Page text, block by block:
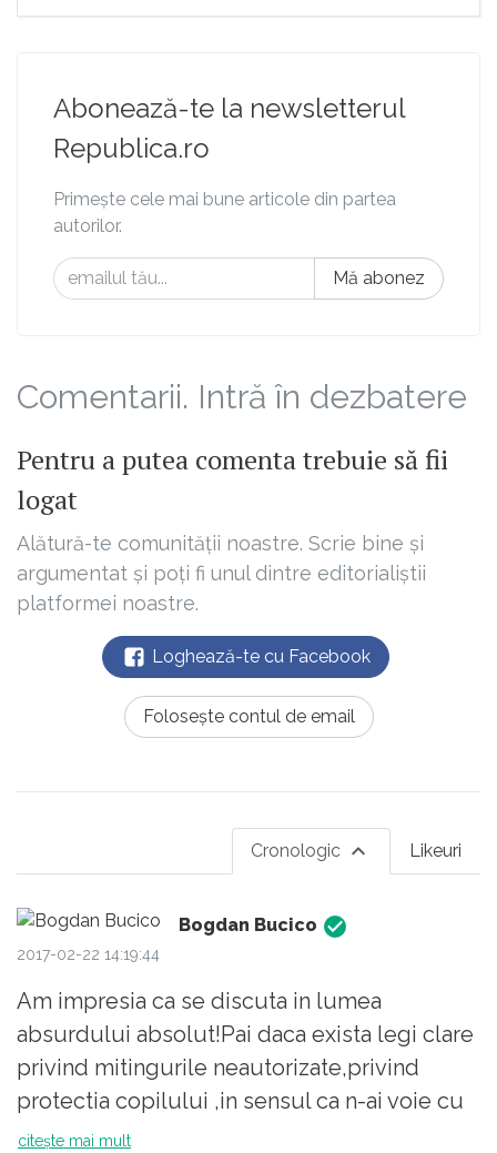
Abonează-te la newsletterul
Republica.ro
Primește cele mai bune articole din partea
autorilor.
Mă abonez
Comentarii. Intră în dezbatere
Pentru a putea comenta trebuie să fii
logat
Alătură-te comunității noastre. Scrie bine și
argumentat și poți fi unul dintre editorialiștii
platformei noastre.
Loghează-te cu Facebook
Folosește contul de email
Likeuri
Cronologic
Bogdan Bucico
2017-02-22 14:19:44
Am impresia ca se discuta in lumea
absurdului absolut!Pai daca exista legi clare
privind mitingurile neautorizate,privind
protectia copilului ,in sensul ca n-ai voie cu
el la miting,despre ce vorbim?Despre
citește mai mult